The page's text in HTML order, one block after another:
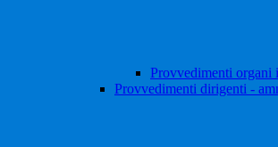
Provvedimenti
Provvedimenti dirigenti -